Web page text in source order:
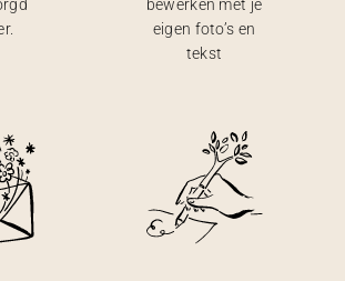
bewerken met je
eigen foto’s en
tekst